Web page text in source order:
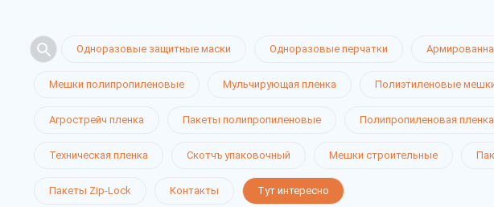
Одноразовые защитные маски Одноразовые перчатки
Мешки полипропиленовые Мульчирующая пленка Полиэтиленовые
Агрострейч пленка Пакеты полипропиленовые Полипропиленовая пленка
Техническая пленка Скотчъ упаковочный Мешки строительные
Пакеты Zip-Lock Контакты Тут интересно